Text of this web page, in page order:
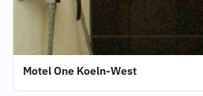
Motel One Koeln-West